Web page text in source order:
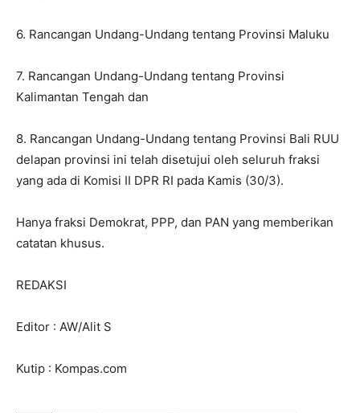
6. Rancangan Undang-Undang tentang Provinsi Maluku
7. Rancangan Undang-Undang tentang Provinsi
Kalimantan Tengah dan
8. Rancangan Undang-Undang tentang Provinsi Bali RUU
delapan provinsi ini telah disetujui oleh seluruh fraksi
yang ada di Komisi II DPR RI pada Kamis (30/3).
Hanya fraksi Demokrat, PPP, dan PAN yang memberikan
catatan khusus.
REDAKSI
Editor : AW/Alit S
Kutip : Kompas.com